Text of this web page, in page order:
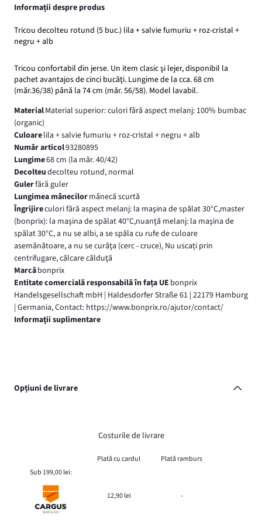
Informații despre produs
Tricou decolteu rotund (5 buc.) lila + salvie fumuriu + roz-cristal +
negru + alb
Tricou confortabil din jerse. Un item clasic şi lejer, disponibil la
pachet avantajos de cinci bucăţi. Lungime de la cca. 68 cm
(măr.36/38) până la 74 cm (măr. 56/58). Model lavabil.
MaterialMaterial superior: culori fără aspect melanj: 100% bumbac
(organic)
Culoarelila + salvie fumuriu + roz-cristal + negru + alb
Număr articol93280895
Lungime68 cm (la măr. 40/42)
Decolteudecolteu rotund, normal
Gulerfără guler
Lungimea mânecilormânecă scurtă
Îngrijireculori fără aspect melanj: la maşina de spălat 30°C,master
(bonprix): la maşina de spălat 40°C,nuanţă melanj: la maşina de
spălat 30°C, a nu se albi, a se spăla cu rufe de culoare
asemănătoare, a nu se curăţa (cerc - cruce), Nu uscați prin
centrifugare, călcare călduţă
Marcăbonprix
Entitate comercială responsabilă în fața UE bonprix
Handelsgesellschaft mbH | Haldesdorfer Straße 61 | 22179 Hamburg
| Germania, Contact: https://www.bonprix.ro/ajutor/contact/
Informaţii suplimentare
Opțiuni de livrare
Costurile de livrare
Plată cu cardul
Plată ramburs
Sub 199,00 lei:
12,90 lei -